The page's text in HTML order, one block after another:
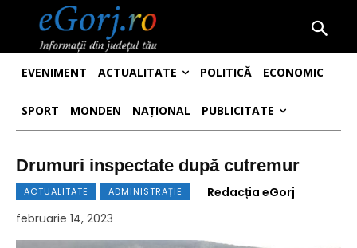
EVENIMENT ACTUALITATE POLITICĂ ECONOMIC
SPORT MONDEN NAȚIONAL PUBLICITATE
Drumuri inspectate după cutremur
ACTUALITATE ADMINISTRAȚIE
Redacția eGorj
februarie 14, 2023